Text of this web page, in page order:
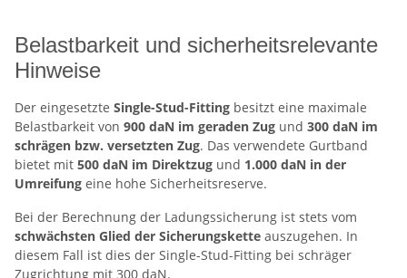
Belastbarkeit und sicherheitsrelevante
Hinweise
Der eingesetzte Single-Stud-Fitting besitzt eine maximale
Belastbarkeit von 900 daN im geraden Zug und 300 daN im
schrägen bzw. versetzten Zug. Das verwendete Gurtband
bietet mit 500 daN im Direktzug und 1.000 daN in der
Umreifung eine hohe Sicherheitsreserve.
Bei der Berechnung der Ladungssicherung ist stets vom
schwächsten Glied der Sicherungskette auszugehen. In
diesem Fall ist dies der Single-Stud-Fitting bei schräger
Zugrichtung mit 300 daN.